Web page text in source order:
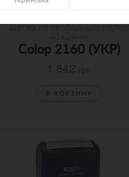
Colop 2160 (УКР)
1 842 грн
В КОРЗИНУ